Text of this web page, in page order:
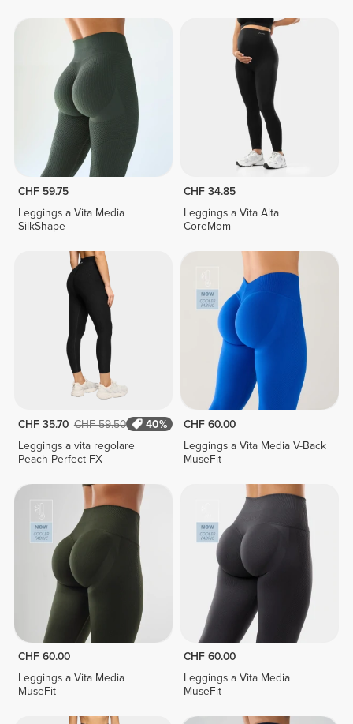
CHF 59.75
Leggings a Vita Media
SilkShape
CHF 34.85
Leggings a Vita Alta
CoreMom
CHF 35.70 CHF 59.50
40%
Leggings a vita regolare
Peach Perfect FX
CHF 60.00
Leggings a Vita Media V-Back
MuseFit
CHF 60.00
Leggings a Vita Media
MuseFit
CHF 60.00
Leggings a Vita Media
MuseFit